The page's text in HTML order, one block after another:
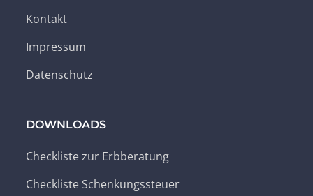
Kontakt
Impressum
Datenschutz
DOWNLOADS
Checkliste zur Erbberatung
Checkliste Schenkungssteuer